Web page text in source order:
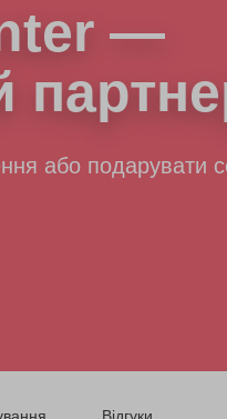
—
або подарувати